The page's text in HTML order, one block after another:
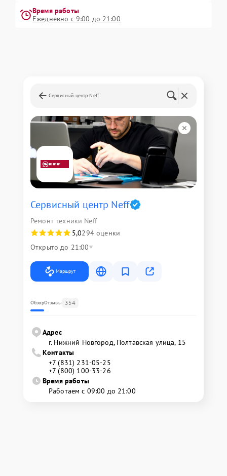
Время работы
Ежедневно с 9:00 до 21:00
Сервисный центр Neff
Сервисный центр Neff
Ремонт техники Neff
5,0294 оценки
Открыто до 21:00
Маршрут
ОбзорОтзывы 354
Адрес
г. Нижний Новгород, Полтавская улица, 15
Контакты
+7 (831) 231-05-25
+7 (800) 100-33-26
Время работы
Работаем с 09:00 до 21:00